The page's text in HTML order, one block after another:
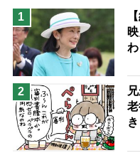
息子の遠距離介護サバ
兄がボケました
便
予防法
1
2